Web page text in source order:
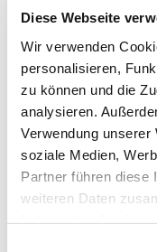
Diese Webseite
Wir verwenden
personalisieren,
zu können und die
analysieren.
Verwendung
soziale Medien,
Partner führen diese
weiteren Daten
Binnenschädigung des
Meniskusschädigungen -
nicht näher bezeichneter
Außenmeniskus
Binnenschädigung des
internal derangement -
Instabilität des
Lig. collaterale tibiale
Binnenschädigung des
internal derangement -
Instabilität des